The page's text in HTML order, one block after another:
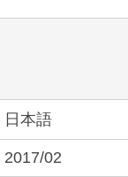
日本語
2017/02